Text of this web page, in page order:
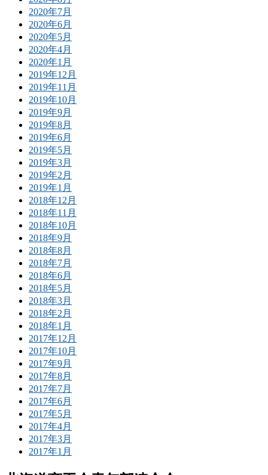
2020年7月
2020年6月
2020年5月
2020年4月
2020年1月
2019年12月
2019年11月
2019年10月
2019年9月
2019年8月
2019年6月
2019年5月
2019年3月
2019年2月
2019年1月
2018年12月
2018年11月
2018年10月
2018年9月
2018年8月
2018年7月
2018年6月
2018年5月
2018年3月
2018年2月
2018年1月
2017年12月
2017年10月
2017年9月
2017年8月
2017年7月
2017年6月
2017年5月
2017年4月
2017年3月
2017年1月